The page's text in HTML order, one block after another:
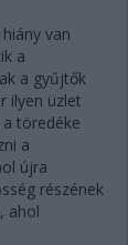
van
a
a gyűjtők
ilyen üzlet
töredéke
a
újra
részének
ahol